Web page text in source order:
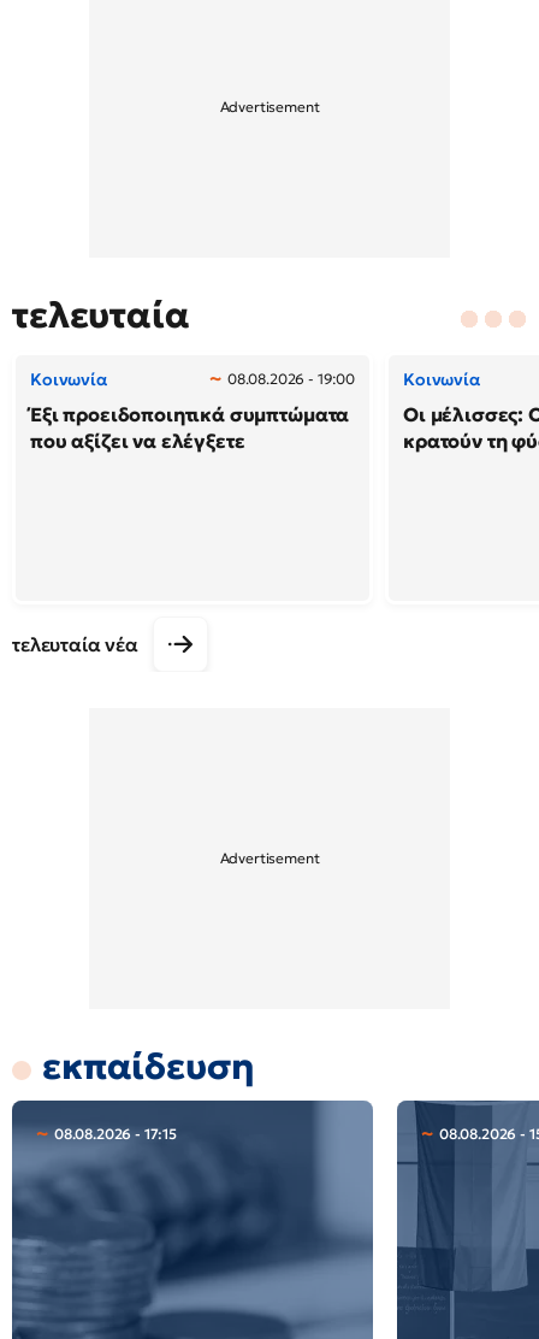
τελευταία
Κοινωνία 08.08.2026 - 19:00
Έξι προειδοποιητικά συμπτώματα
που αξίζει να ελέγξετε
Κοινωνία
Οι μέλισσες:
κρατούν τη
τελευταία νέα
εκπαίδευση
08.08.2026 - 17:15 08.08.2026 -